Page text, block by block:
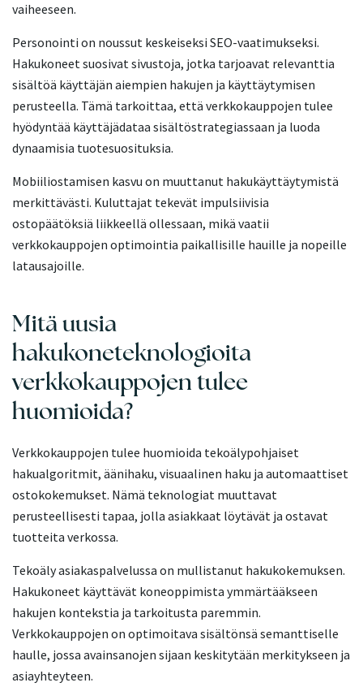
vaiheeseen.
Personointi on noussut keskeiseksi SEO-vaatimukseksi.
Hakukoneet suosivat sivustoja, jotka tarjoavat relevanttia
sisältöä käyttäjän aiempien hakujen ja käyttäytymisen
perusteella. Tämä tarkoittaa, että verkkokauppojen tulee
hyödyntää käyttäjädataa sisältöstrategiassaan ja luoda
dynaamisia tuotesuosituksia.
Mobiiliostamisen kasvu on muuttanut hakukäyttäytymistä
merkittävästi. Kuluttajat tekevät impulsiivisia
ostopäätöksiä liikkeellä ollessaan, mikä vaatii
verkkokauppojen optimointia paikallisille hauille ja nopeille
latausajoille.
Mitä uusia
hakukoneteknologioita
verkkokauppojen tulee
huomioida?
Verkkokauppojen tulee huomioida tekoälypohjaiset
hakualgoritmit, äänihaku, visuaalinen haku ja automaattiset
ostokokemukset. Nämä teknologiat muuttavat
perusteellisesti tapaa, jolla asiakkaat löytävät ja ostavat
tuotteita verkossa.
Tekoäly asiakaspalvelussa on mullistanut hakukokemuksen.
Hakukoneet käyttävät koneoppimista ymmärtääkseen
hakujen kontekstia ja tarkoitusta paremmin.
Verkkokauppojen on optimoitava sisältönsä semanttiselle
haulle, jossa avainsanojen sijaan keskitytään merkitykseen ja
asiayhteyteen.